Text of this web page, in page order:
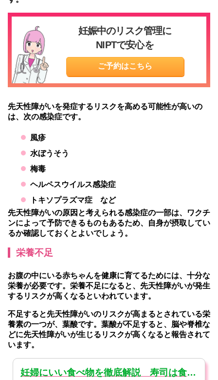
妊娠中のリスク管理に
NIPTで安心を
ご予約はこちら
先天性障がいを発症するリスクを高める可能性が高いの
は、次の感染症です。
風疹
水ぼうそう
梅毒
ヘルペスウイルス感染症
トキソプラズマ症 など
先天性障がいの原因と考えられる感染症の一部は、ワクチ
ンによって予防できるものもあるため、自身が摂取してい
るか確認しておくとよいでしょう。
栄養不足
お腹の中にいる赤ちゃんを健康に育てるためには、十分な
栄養が必要です。栄養不足になると、先天性障がいが発生
するリスクが高くなるといわれています。
不足すると先天性障がいのリスクが高まるとされている栄
養素の一つが、葉酸です。葉酸が不足すると、脳や脊椎な
どに先天性障がいが生じるリスクが高くなると報告されて
います。
妊婦にいい食べ物を徹底解説 寿司は食べていいの？【医師監修】